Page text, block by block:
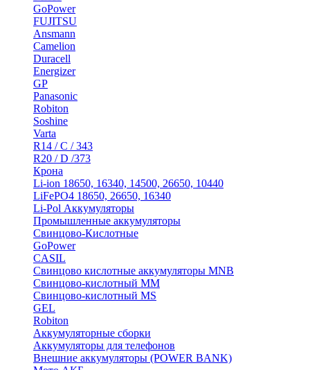
GoPower
FUJITSU
Ansmann
Camelion
Duracell
Energizer
GP
Panasonic
Robiton
Soshine
Varta
R14 / C / 343
R20 / D /373
Крона
Li-ion 18650, 16340, 14500, 26650, 10440
LiFePO4 18650, 26650, 16340
Li-Pol Аккумуляторы
Промышленные аккумуляторы
Свинцово-Кислотные
GoPower
CASIL
Свинцово кислотные аккумуляторы MNB
Cвинцово-кислотный MM
Cвинцово-кислотный MS
GEL
Robiton
Аккумуляторные сборки
Аккумуляторы для телефонов
Внешние аккумуляторы (POWER BANK)